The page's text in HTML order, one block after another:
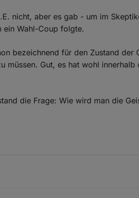
nicht, aber es gab - um im
ein Wahl-Coup folgte.
bezeichnend für den Zustand der
müssen. Gut, es hat wohl innerhalb
die Frage: Wie wird man die